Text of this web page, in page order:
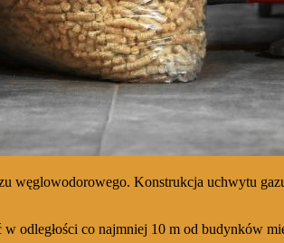
węglowodorowego. Konstrukcja uchwytu
odległości co najmniej 10 m od budynków